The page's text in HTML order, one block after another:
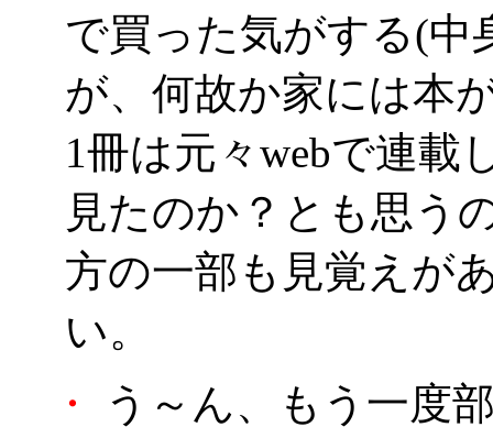
で買った気がする(中
が、何故か家には本
1冊は元々webで連載
見たのか？とも思う
方の一部も見覚えが
い。
・
う～ん、もう一度